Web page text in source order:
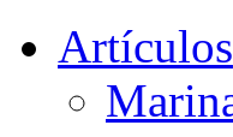
Artículos